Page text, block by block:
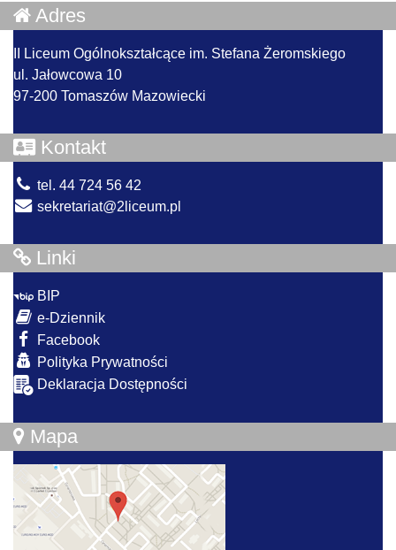
Adres
II Liceum Ogólnokształcące im. Stefana Żeromskiego
ul. Jałowcowa 10
97-200 Tomaszów Mazowiecki
Kontakt
tel. 44 724 56 42
sekretariat@2liceum.pl
Linki
BIP
e-Dziennik
Facebook
Polityka Prywatności
Deklaracja Dostępności
Mapa